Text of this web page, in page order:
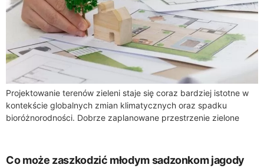
Projektowanie terenów zieleni staje się coraz bardziej istotne w
kontekście globalnych zmian klimatycznych oraz spadku
bioróżnorodności. Dobrze zaplanowane przestrzenie zielone
Co może zaszkodzić młodym sadzonkom jagody